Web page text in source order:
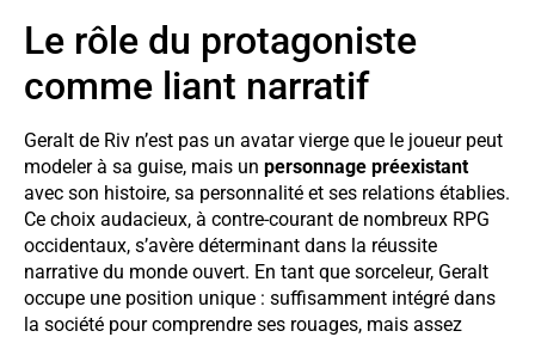
Le rôle du protagoniste
comme liant narratif
Geralt de Riv n’est pas un avatar vierge que le joueur peut
modeler à sa guise, mais un personnage préexistant
avec son histoire, sa personnalité et ses relations établies.
Ce choix audacieux, à contre-courant de nombreux RPG
occidentaux, s’avère déterminant dans la réussite
narrative du monde ouvert. En tant que sorceleur, Geralt
occupe une position unique : suffisamment intégré dans
la société pour comprendre ses rouages, mais assez